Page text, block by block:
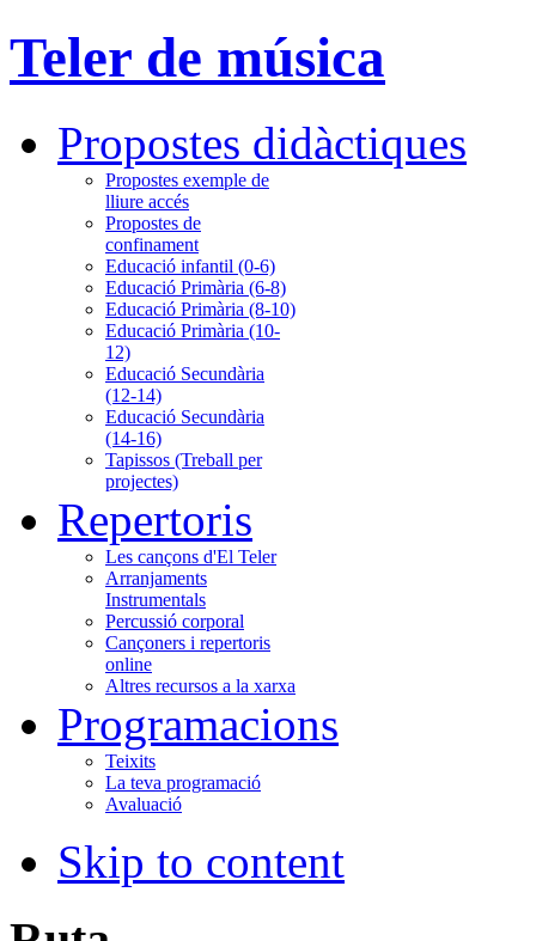
Teler de música
Propostes didàctiques
Propostes exemple de
lliure accés
Propostes de
confinament
Educació infantil (0-6)
Educació Primària (6-8)
Educació Primària (8-10)
Educació Primària (10-
12)
Educació Secundària
(12-14)
Educació Secundària
(14-16)
Tapissos (Treball per
projectes)
Repertoris
Les cançons d'El Teler
Arranjaments
Instrumentals
Percussió corporal
Cançoners i repertoris
online
Altres recursos a la xarxa
Programacions
Teixits
La teva programació
Avaluació
Skip to content